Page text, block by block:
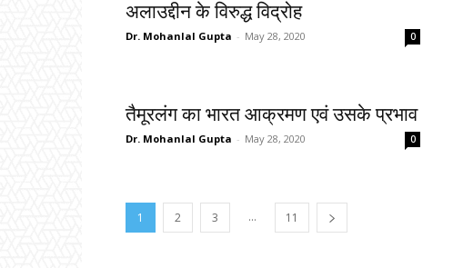
अलाउद्दीन के विरुद्ध विद्रोह
Dr. Mohanlal Gupta - May 28, 2020 0
तैमूरलंग का भारत आक्रमण एवं उसके प्रभाव
Dr. Mohanlal Gupta - May 28, 2020 0
1 2 3 ... 11